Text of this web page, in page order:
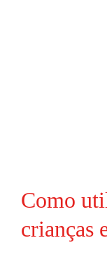
Como
crianças